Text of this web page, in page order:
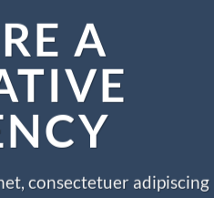
A
consectetuer adipiscing